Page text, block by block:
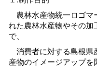
農林水産物統一ロゴマ
れた農林水産物やその加
で、
消費者に対する島根県
産物のイメージアップを